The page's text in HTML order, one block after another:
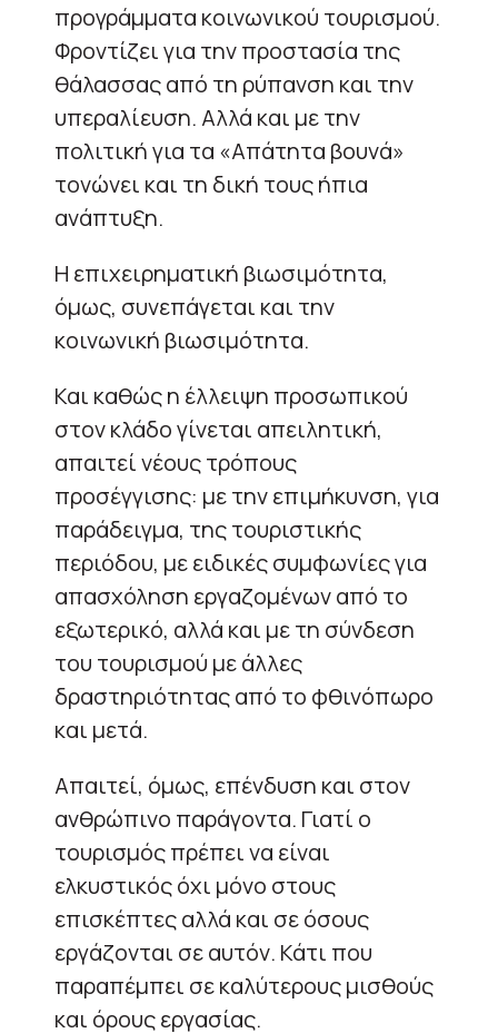
προγράμματα κοινωνικού τουρισμού.
Φροντίζει για την προστασία της
θάλασσας από τη ρύπανση και την
υπεραλίευση. Αλλά και με την
πολιτική για τα «Απάτητα βουνά»
τονώνει και τη δική τους ήπια
ανάπτυξη.
Η επιχειρηματική βιωσιμότητα,
όμως, συνεπάγεται και την
κοινωνική βιωσιμότητα.
Και καθώς η έλλειψη προσωπικού
στον κλάδο γίνεται απειλητική,
απαιτεί νέους τρόπους
προσέγγισης: με την επιμήκυνση, για
παράδειγμα, της τουριστικής
περιόδου, με ειδικές συμφωνίες για
απασχόληση εργαζομένων από το
εξωτερικό, αλλά και με τη σύνδεση
του τουρισμού με άλλες
δραστηριότητας από το φθινόπωρο
και μετά.
Απαιτεί, όμως, επένδυση και στον
ανθρώπινο παράγοντα. Γιατί ο
τουρισμός πρέπει να είναι
ελκυστικός όχι μόνο στους
επισκέπτες αλλά και σε όσους
εργάζονται σε αυτόν. Κάτι που
παραπέμπει σε καλύτερους μισθούς
και όρους εργασίας.